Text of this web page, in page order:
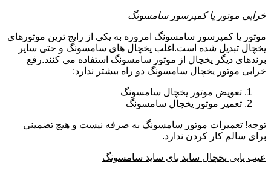
خرابی موتور یا کمپرسور سامسونگ
موتور یا کمپرسور سامسونگ امروزه به یکی از رایج ترین موتورهای
یخچال تبدیل شده است.اغلب یخچال های سامسونگ و حتی سایر
برندهای دیگر یخچال از موتور سامسونگ استفاده می کنند.رفع
خرابی موتور یخچال سامسونگ دو راه بیشتر ندارد:
تعویض موتور یخچال سامسونگ
تعمیر موتور یخچال سامسونگ
توجه! تعمیرات موتور سامسونگ به صرفه نیست و هیچ تضمینی
برای سالم کار کردن ندارد.
عیب یابی یخچال ساید بای ساید سامسونگ